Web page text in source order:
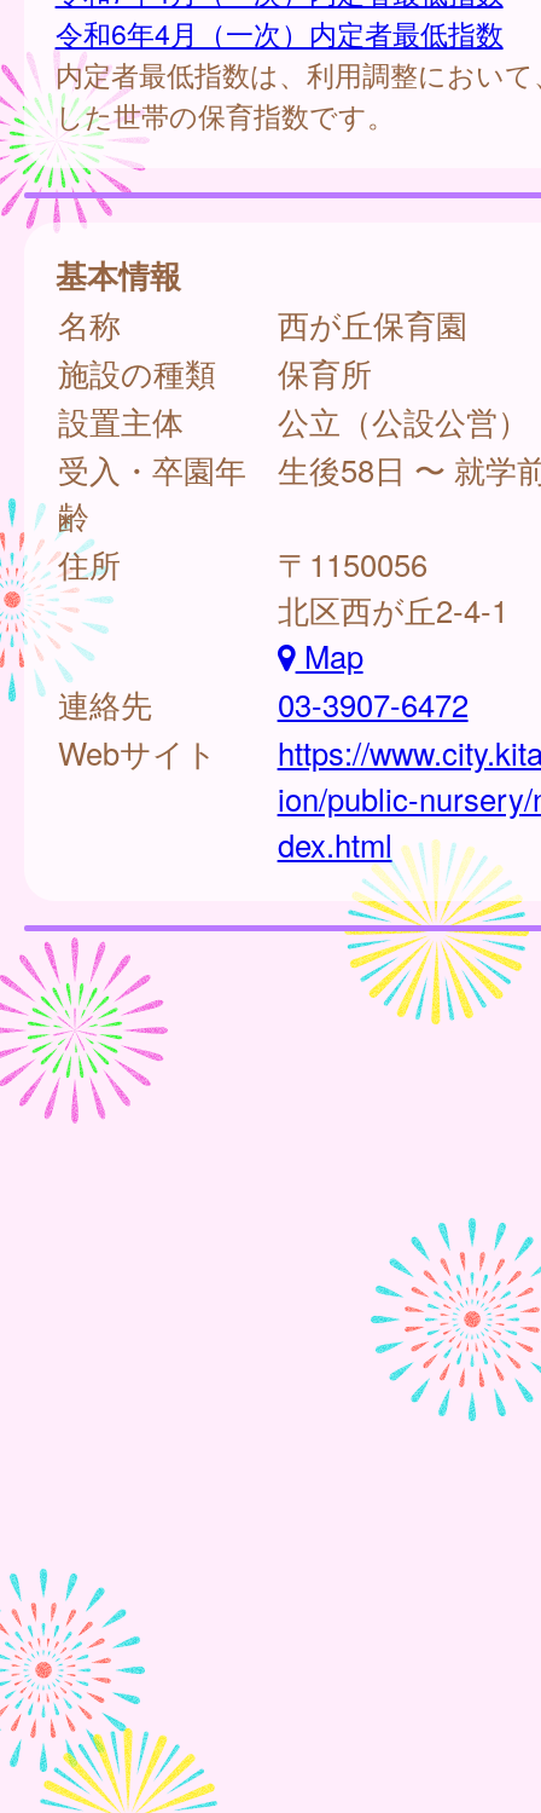
令和6年4月（一次）内定者最低指数
内定者最低指数は、利用調整におい
した世帯の保育指数です。
基本情報
名称
西が丘保育園
施設の種類
保育所
設置主体
公立（公設公営）
受入・卒園年
齢
生後58日 〜 就学
住所
〒1150056
北区西が丘2-4-1
Map
連絡先
03-3907-6472
Webサイト
https://
ion/public-
dex.html